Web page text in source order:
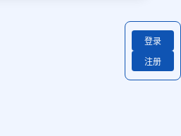
登录
注册